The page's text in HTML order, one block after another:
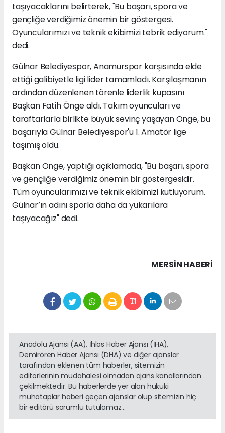
taşıyacaklarını belirterek, "Bu başarı, spora ve
gençliğe verdiğimiz önemin bir göstergesi.
Oyuncularımızı ve teknik ekibimizi tebrik ediyorum."
dedi.
Gülnar Belediyespor, Anamurspor karşısında elde
ettiği galibiyetle ligi lider tamamladı. Karşılaşmanın
ardından düzenlenen törenle liderlik kupasını
Başkan Fatih Önge aldı. Takım oyuncuları ve
taraftarlarla birlikte büyük sevinç yaşayan Önge, bu
başarıyla Gülnar Belediyespor'u 1. Amatör lige
taşımış oldu.
Başkan Önge, yaptığı açıklamada, "Bu başarı, spora
ve gençliğe verdiğimiz önemin bir göstergesidir.
Tüm oyuncularımızı ve teknik ekibimizi kutluyorum.
Gülnar’ın adını sporla daha da yukarılara
taşıyacağız" dedi.
MERSIN HABERİ
Anadolu Ajansı (AA), İhlas Haber Ajansı (İHA),
Demirören Haber Ajansı (DHA) ve diğer ajanslar
tarafından eklenen tüm haberler, sitemizin
editörlerinin müdahalesi olmadan ajans kanallarından
çekilmektedir. Bu haberlerde yer alan hukuki
muhataplar haberi geçen ajanslar olup sitemizin hiç
bir editörü sorumlu tutulamaz...